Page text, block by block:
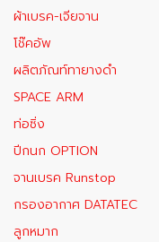
ผ้าเบรค-เจียจาน
โช๊คอัพ
ผลิตภัณท์ทายางดำ
SPACE ARM
ท่อซิ่ง
ปีกนก OPTION
จานเบรค Runstop
กรองอากาศ DATATEC
ลูกหมาก